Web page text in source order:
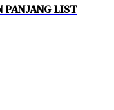
PANJANG LIST